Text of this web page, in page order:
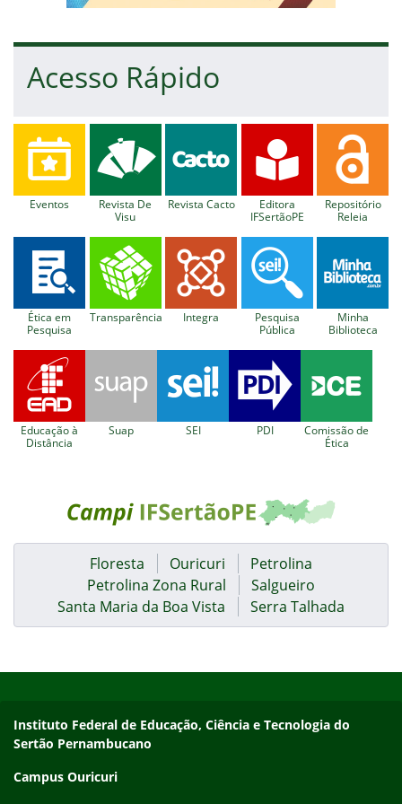
Acesso Rápido
Eventos
Revista De
Visu
Revista Cacto
Editora
IFSertãoPE
Repositório
Releia
Ética em
Pesquisa
Transparência Integra
Pesquisa
Pública
Minha
Biblioteca
Educação à
Distância
Suap SEI PDI
Comissão de
Ética
Floresta Ouricuri
Petrolina
Petrolina Zona Rural
Salgueiro
Santa Maria da Boa Vista
Serra Talhada
Endereço
Instituto Federal de Educação, Ciência e Tecnologia do
Sertão Pernambucano
Campus Ouricuri